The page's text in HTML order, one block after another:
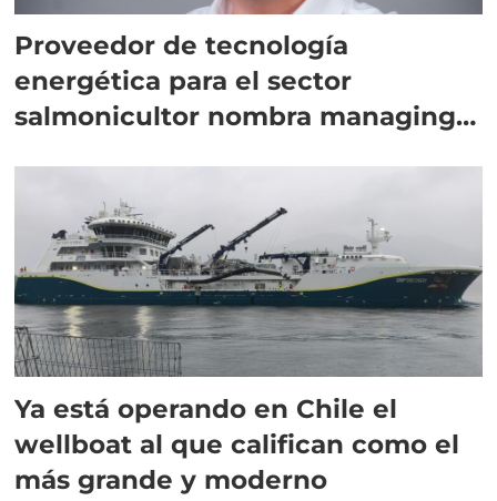
Proveedor de tecnología
energética para el sector
salmonicultor nombra managing
Ya está operando en Chile el
wellboat al que califican como el
más grande y moderno